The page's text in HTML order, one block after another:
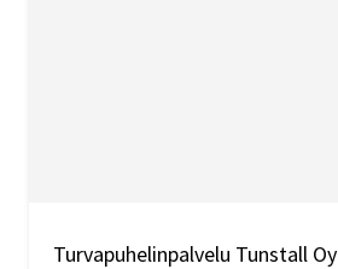
Turvapuhelinpalvelu Tunstall Oy